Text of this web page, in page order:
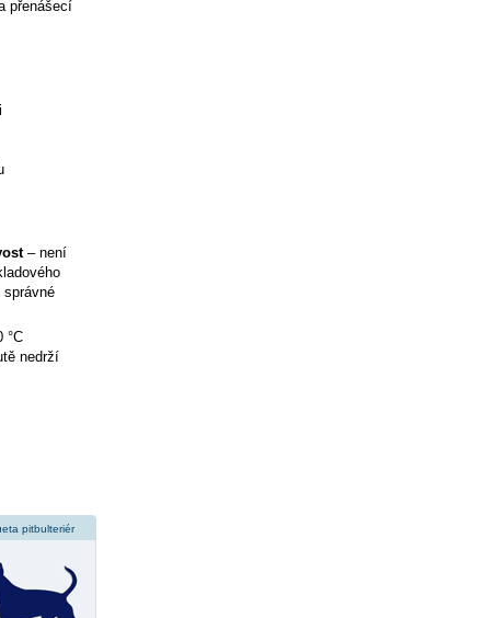
přenášecí
– není
°C
nedrží
pitbulteriér